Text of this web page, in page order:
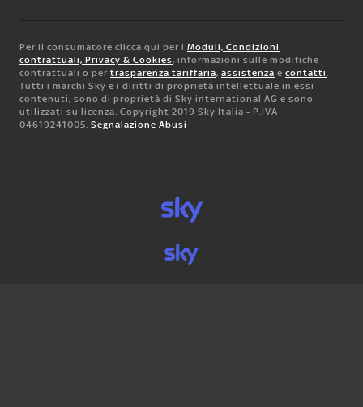
Per il consumatore clicca qui per i Moduli, Condizioni
contrattuali, Privacy & Cookies, informazioni sulle modifiche
contrattuali o per trasparenza tariffaria, assistenza e contatti.
Tutti i marchi Sky e i diritti di proprietà intellettuale in essi
contenuti, sono di proprietà di Sky international AG e sono
utilizzati su licenza. Copyright 2019 Sky Italia - P.IVA
04619241005. Segnalazione Abusi